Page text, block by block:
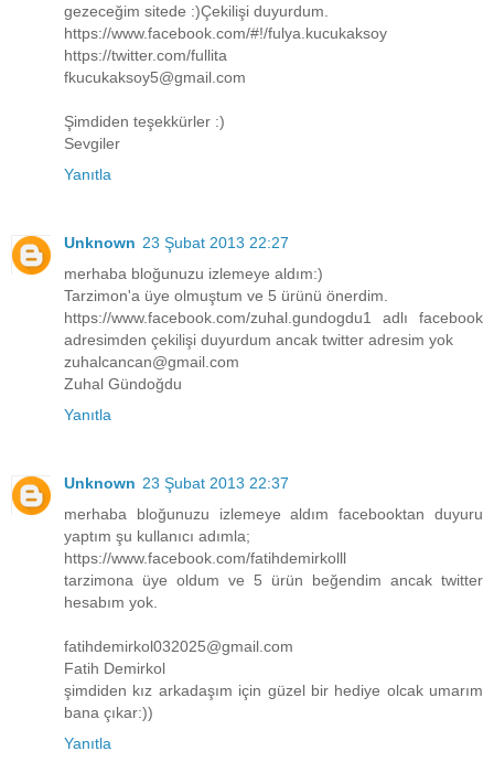
gezeceğim sitede :)Çekilişi duyurdum.
https://www.facebook.com/#!/fulya.kucukaksoy
https://twitter.com/fullita
fkucukaksoy5@gmail.com
Şimdiden teşekkürler :)
Sevgiler
Yanıtla
Unknown 23 Şubat 2013 22:27
merhaba bloğunuzu izlemeye aldım:)
Tarzimon'a üye olmuştum ve 5 ürünü önerdim.
https://www.facebook.com/zuhal.gundogdu1 adlı facebook
adresimden çekilişi duyurdum ancak twitter adresim yok
zuhalcancan@gmail.com
Zuhal Gündoğdu
Yanıtla
Unknown 23 Şubat 2013 22:37
merhaba bloğunuzu izlemeye aldım facebooktan duyuru
yaptım şu kullanıcı adımla;
https://www.facebook.com/fatihdemirkolll
tarzimona üye oldum ve 5 ürün beğendim ancak twitter
hesabım yok.
fatihdemirkol032025@gmail.com
Fatih Demirkol
şimdiden kız arkadaşım için güzel bir hediye olcak umarım
bana çıkar:))
Yanıtla